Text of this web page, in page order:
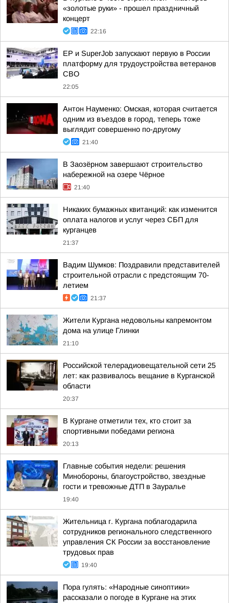
«золотые руки» - прошел праздничный
концерт
22:16
ЕР и SuperJob запускают первую в России
платформу для трудоустройства ветеранов
СВО
22:05
Антон Науменко: Омская, которая считается
одним из въездов в город, теперь тоже
выглядит совершенно по-другому
21:40
В Заозёрном завершают строительство
набережной на озере Чёрное
21:40
Никаких бумажных квитанций: как изменится
оплата налогов и услуг через СБП для
курганцев
21:37
Вадим Шумков: Поздравили представителей
строительной отрасли с предстоящим 70-
летием
21:37
Жители Кургана недовольны капремонтом
дома на улице Глинки
21:10
Российской телерадиовещательной сети 25
лет: как развивалось вещание в Курганской
области
20:37
В Кургане отметили тех, кто стоит за
спортивными победами региона
20:13
Главные события недели: решения
Минобороны, благоустройство, звездные
гости и тревожные ДТП в Зауралье
19:40
Жительница г. Кургана поблагодарила
сотрудников регионального следственного
управления СК России за восстановление
трудовых прав
19:40
Пора гулять: «Народные синоптики»
рассказали о погоде в Кургане на этих